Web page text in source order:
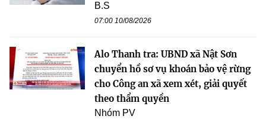
B.S
07:00 10/08/2026
Alo Thanh tra: UBND xã Nật Sơn
chuyển hồ sơ vụ khoán bảo vệ rừng
cho Công an xã xem xét, giải quyết
theo thẩm quyền
Nhóm PV